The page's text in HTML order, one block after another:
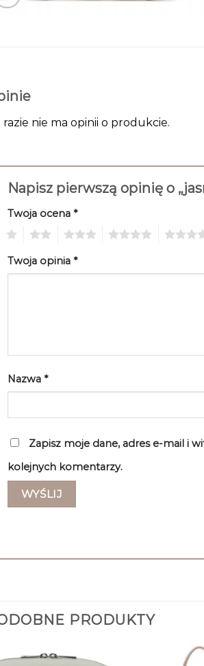
razie nie ma opinii o produkcie.
Napisz pierwszą opinię o
Twoja ocena *
Twoja opinia *
Nazwa *
Zapisz moje dane, adres e-mail i
kolejnych komentarzy.
PRODUKTY